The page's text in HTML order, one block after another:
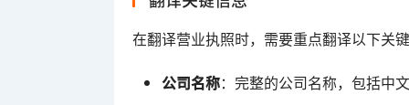
在翻译营业执照时，需要重点翻译以下关
公司名称：完整的公司名称，包括中